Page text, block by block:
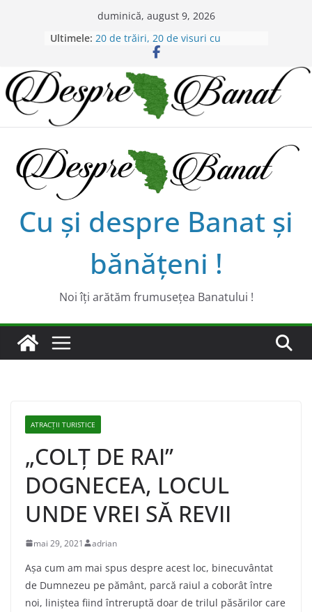
duminică, august 9, 2026
Ultimele: 20 de trăiri, 20 de visuri cu
Alexandru Murgoi.
bănăţeni !
Bătaie de joc sau nepăsare din
partea administraţiei judeţene?
Lansarea de carte a lui Alex Murgoi
Alex Murgoi, un glas al lumii
satului bănățean !
Cu şi despre Banat şi
bănăţeni !
Noi îţi arătăm frumuseţea Banatului !
ATRACȚII TURISTICE
„COLŢ DE RAI”
DOGNECEA, LOCUL
UNDE VREI SĂ REVII
mai 29, 2021 adrian
Aşa cum am mai spus despre acest loc, binecuvântat
de Dumnezeu pe pământ, parcă raiul a coborât între
noi, liniştea fiind întreruptă doar de trilul păsărilor care